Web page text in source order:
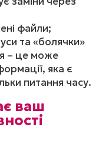
файли;
та «болячки»
– це може
яка є
питання часу.
ваш